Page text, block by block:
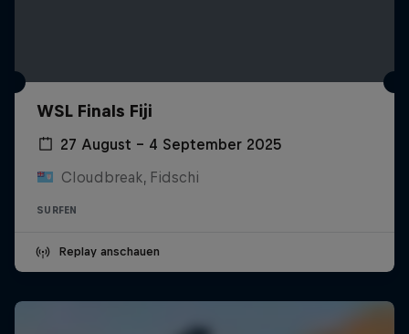
WSL Finals Fiji
27 August – 4 September 2025
Cloudbreak, Fidschi
SURFEN
Replay anschauen